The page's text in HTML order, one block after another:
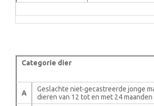
Categorie dier
A
Geslachte niet-gecastreerde jonge
dieren van 12 tot en met 24